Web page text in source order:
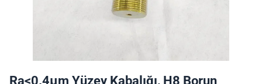
Ra<0.4μm Yüzey Kabalığı, H8 Borun